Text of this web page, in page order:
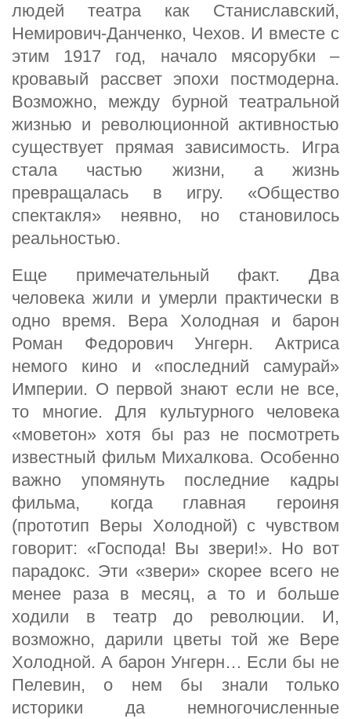
людей театра как Станиславский,
Немирович-Данченко, Чехов. И вместе с
этим 1917 год, начало мясорубки –
кровавый рассвет эпохи постмодерна.
Возможно, между бурной театральной
жизнью и революционной активностью
существует прямая зависимость. Игра
стала частью жизни, а жизнь
превращалась в игру. «Общество
спектакля» неявно, но становилось
реальностью.
Еще примечательный факт. Два
человека жили и умерли практически в
одно время. Вера Холодная и барон
Роман Федорович Унгерн. Актриса
немого кино и «последний самурай»
Империи. О первой знают если не все,
то многие. Для культурного человека
«моветон» хотя бы раз не посмотреть
известный фильм Михалкова. Особенно
важно упомянуть последние кадры
фильма, когда главная героиня
(прототип Веры Холодной) с чувством
говорит: «Господа! Вы звери!». Но вот
парадокс. Эти «звери» скорее всего не
менее раза в месяц, а то и больше
ходили в театр до революции. И,
возможно, дарили цветы той же Вере
Холодной. А барон Унгерн… Если бы не
Пелевин, о нем бы знали только
историки да немногочисленные